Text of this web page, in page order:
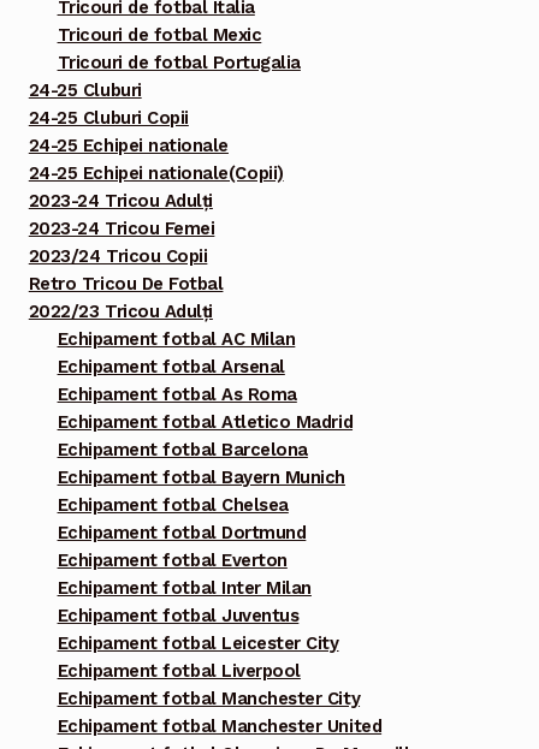
Tricouri de fotbal Italia
Tricouri de fotbal Mexic
Tricouri de fotbal Portugalia
24-25 Cluburi
24-25 Cluburi Copii
24-25 Echipei nationale
24-25 Echipei nationale(Copii)
2023-24 Tricou Adulți
2023-24 Tricou Femei
2023/24 Tricou Copii
Retro Tricou De Fotbal
2022/23 Tricou Adulți
Echipament fotbal AC Milan
Echipament fotbal Arsenal
Echipament fotbal As Roma
Echipament fotbal Atletico Madrid
Echipament fotbal Barcelona
Echipament fotbal Bayern Munich
Echipament fotbal Chelsea
Echipament fotbal Dortmund
Echipament fotbal Everton
Echipament fotbal Inter Milan
Echipament fotbal Juventus
Echipament fotbal Leicester City
Echipament fotbal Liverpool
Echipament fotbal Manchester City
Echipament fotbal Manchester United